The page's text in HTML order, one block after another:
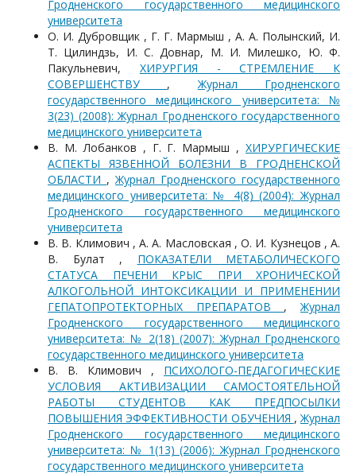
Гродненского государственного медицинского
университета
О. И. Дубровщик , Г. Г. Мармыш , А. А. Полынский, И.
Т. Цилиндзь, И. С. Довнар, М. И. Милешко, Ю. Ф.
Пакульневич, ХИРУРГИЯ - СТРЕМЛЕНИЕ К
СОВЕРШЕНСТВУ ,Журнал Гродненского
государственного медицинского университета: №
3(23) (2008): Журнал Гродненского государственного
медицинского университета
В. М. Лобанков , Г. Г. Мармыш , ХИРУРГИЧЕСКИЕ
АСПЕКТЫ ЯЗВЕННОЙ БОЛЕЗНИ В ГРОДНЕНСКОЙ
ОБЛАСТИ ,Журнал Гродненского государственного
медицинского университета: № 4(8) (2004): Журнал
Гродненского государственного медицинского
университета
В. В. Климович , А. А. Масловская , О. И. Кузнецов , А.
В. Булат , ПОКАЗАТЕЛИ МЕТАБОЛИЧЕСКОГО
СТАТУСА ПЕЧЕНИ КРЫС ПРИ ХРОНИЧЕСКОЙ
АЛКОГОЛЬНОЙ ИНТОКСИКАЦИИ И ПРИМЕНЕНИИ
ГЕПАТОПРОТЕКТОРНЫХ ПРЕПАРАТОВ ,Журнал
Гродненского государственного медицинского
университета: № 2(18) (2007): Журнал Гродненского
государственного медицинского университета
В. В. Климович , ПСИХОЛОГО-ПЕДАГОГИЧЕСКИЕ
УСЛОВИЯ АКТИВИЗАЦИИ САМОСТОЯТЕЛЬНОЙ
РАБОТЫ СТУДЕНТОВ КАК ПРЕДПОСЫЛКИ
ПОВЫШЕНИЯ ЭФФЕКТИВНОСТИ ОБУЧЕНИЯ ,Журнал
Гродненского государственного медицинского
университета: № 1(13) (2006): Журнал Гродненского
государственного медицинского университета